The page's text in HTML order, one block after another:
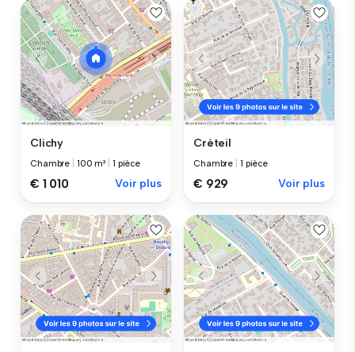
Clichy
Chambre 100 m² 1 pièce
€ 1 010 Voir plus
Créteil
Chambre 1 pièce
€ 929 Voir plus